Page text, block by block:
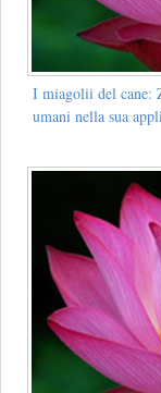
I miagolii del cane:
umani nella sua